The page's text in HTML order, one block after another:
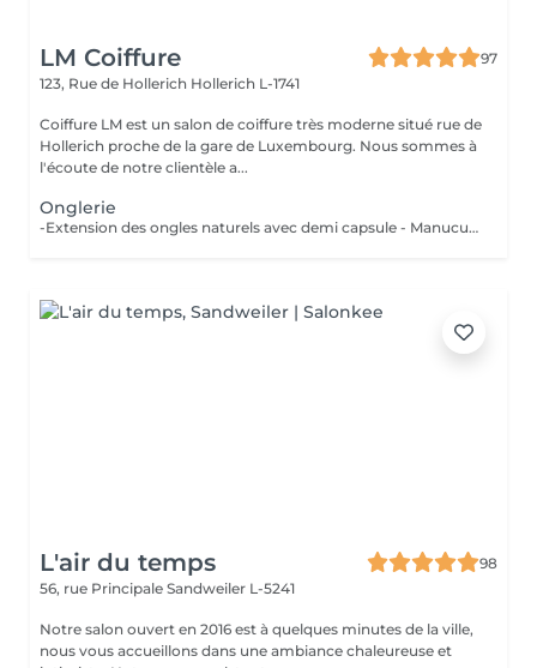
LM Coiffure
97
123, Rue de Hollerich Hollerich L-1741
Coiffure LM est un salon de coiffure très moderne situé rue de
Hollerich proche de la gare de Luxembourg. Nous sommes à
l'écoute de notre clientèle a...
Onglerie
-Extension des ongles naturels avec demi capsule - Manucure combinée incluse ( Si vous voulez une french babyboomer, déco, veuillez svp cocher l'onglet en plus) - Remplissage de vos ongles avec du gel - Entre 3 et 4 semaine maximum
L'air du temps
98
56, rue Principale Sandweiler L-5241
Notre salon ouvert en 2016 est à quelques minutes de la ville,
nous vous accueillons dans une ambiance chaleureuse et